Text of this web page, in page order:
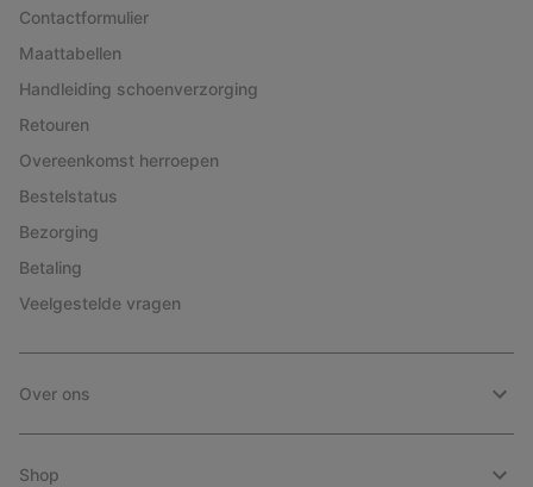
Contactformulier
Maattabellen
Handleiding schoenverzorging
Retouren
Overeenkomst herroepen
Bestelstatus
Bezorging
Betaling
Veelgestelde vragen
Over ons
Shop